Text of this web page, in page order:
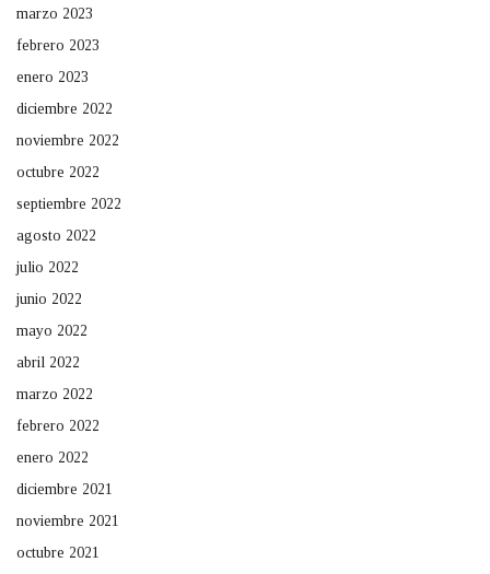
marzo 2023
febrero 2023
enero 2023
diciembre 2022
noviembre 2022
octubre 2022
septiembre 2022
agosto 2022
julio 2022
junio 2022
mayo 2022
abril 2022
marzo 2022
febrero 2022
enero 2022
diciembre 2021
noviembre 2021
octubre 2021